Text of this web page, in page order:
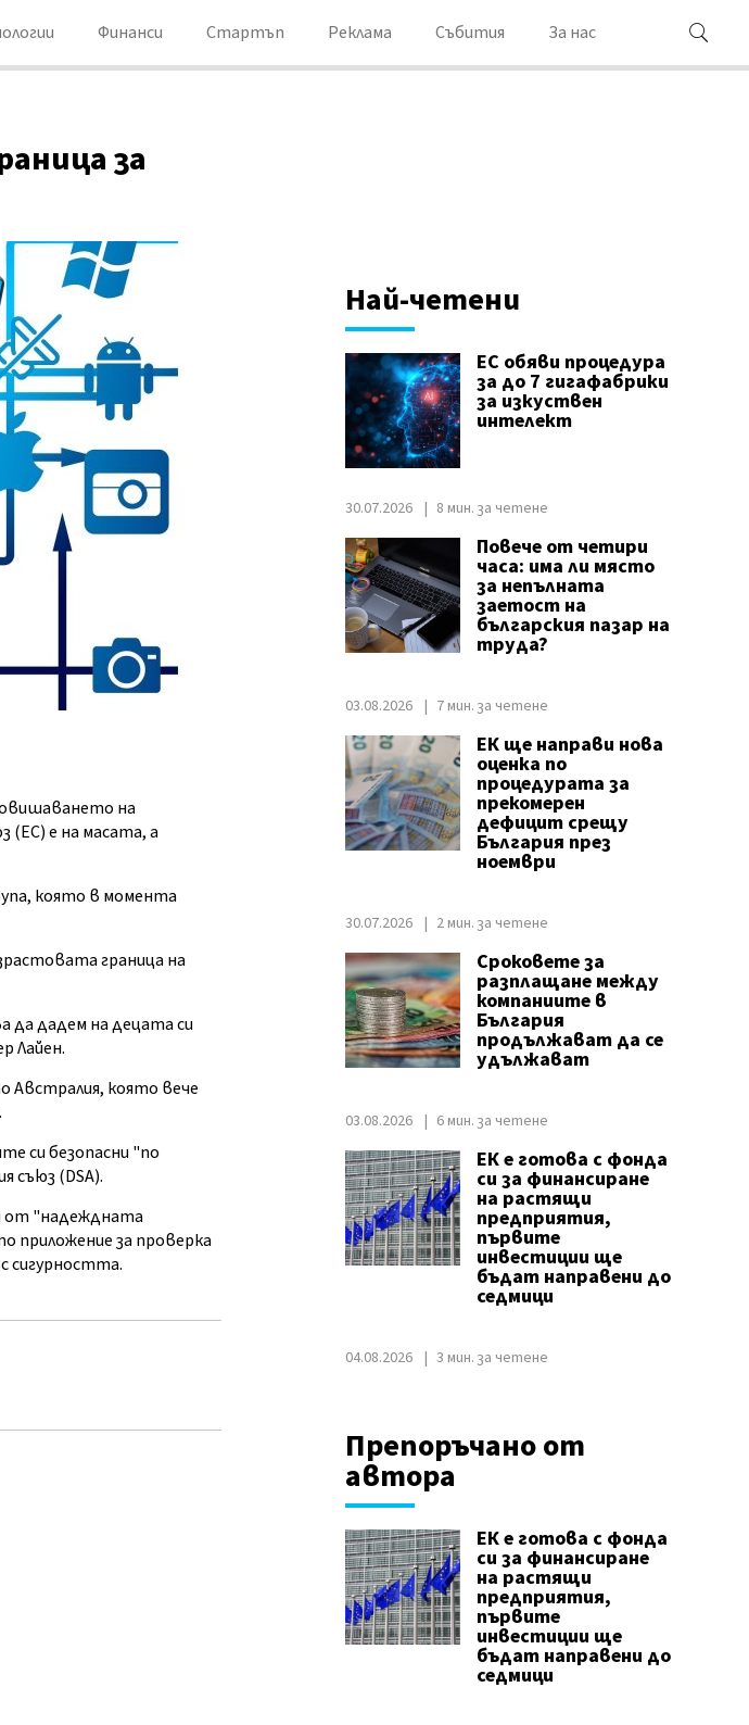
Финанси Стартъп Реклама Събития За нас
за
на
(ЕС) е на масата, а
която в момента
граница на
дадем на децата си
Лайен.
Австралия, която вече
си безопасни "по
съюз (DSA).
от "надеждната
приложение за проверка
сигурността.
Най-четени
ЕС обяви процедура
за до 7 гигафабрики
за изкуствен
интелект
30.07.2026 8 мин. за четене
Повече от четири
часа: има ли място
за непълната
заетост на
българския пазар на
труда?
03.08.2026 7 мин. за четене
ЕК ще направи нова
оценка по
процедурата за
прекомерен
дефицит срещу
България през
ноември
30.07.2026 2 мин. за четене
Сроковете за
разплащане между
компаниите в
България
продължават да се
удължават
03.08.2026 6 мин. за четене
ЕК е готова с фонда
си за финансиране
на растящи
предприятия,
първите
инвестиции ще
бъдат направени до
седмици
04.08.2026 3 мин. за четене
Препоръчано от
автора
ЕК е готова с фонда
си за финансиране
на растящи
предприятия,
първите
инвестиции ще
бъдат направени до
седмици